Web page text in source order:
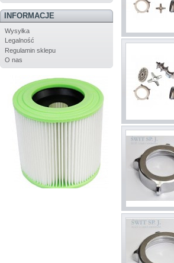
INFORMACJE
Wysyłka
Legalność
Regulamin sklepu
O nas